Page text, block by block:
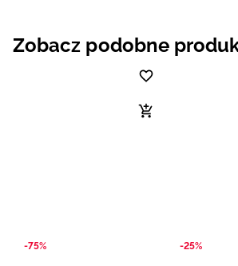
Zobacz podobne
-75% -25%